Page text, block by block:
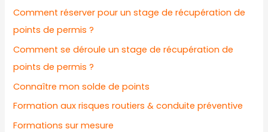
Comment réserver pour un stage de récupération de
points de permis ?
Comment se déroule un stage de récupération de
points de permis ?
Connaître mon solde de points
Formation aux risques routiers & conduite préventive
Formations sur mesure